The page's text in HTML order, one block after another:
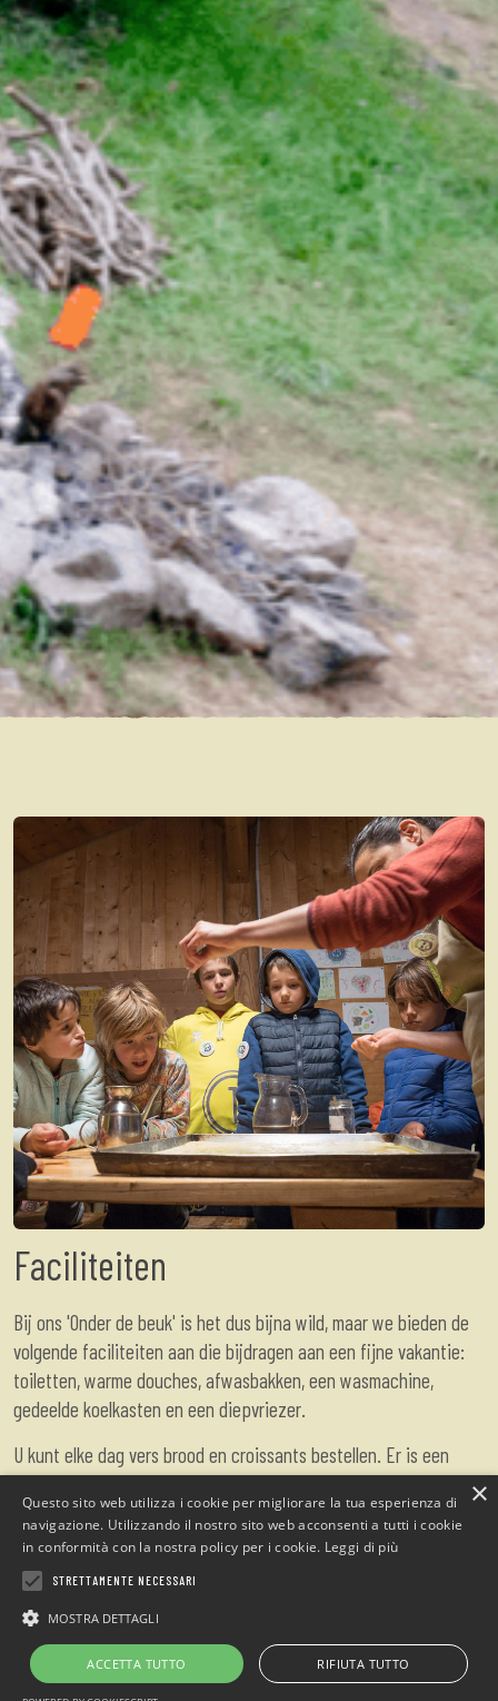
Faciliteiten
Bij ons 'Onder de beuk' is het dus bijna wild, maar we bieden de
volgende faciliteiten aan die bijdragen aan een fijne vakantie:
toiletten, warme douches, afwasbakken, een wasmachine,
gedeelde koelkasten en een diepvriezer.
U kunt elke dag vers brood en croissants bestellen. Er is een
kleine bar en het is mogelijk om elke avond bij ons te dineren.
Wij kunnen je helpen de schoonheid van het natuurpark Alpi
Maritime te ontdekken, aarzel niet om ons om advies en
informatie te vragen.
Elektrische auto's kunnen ook opgeladen worden.
×
Questo sito web utilizza i cookie per migliorare la tua esperienza di
navigazione. Utilizzando il nostro sito web acconsenti a tutti i cookie
in conformità con la nostra policy per i cookie. Leggi di più
STRETTAMENTE NECESSARI
MOSTRA DETTAGLI
ACCETTA TUTTO RIFIUTA TUTTO